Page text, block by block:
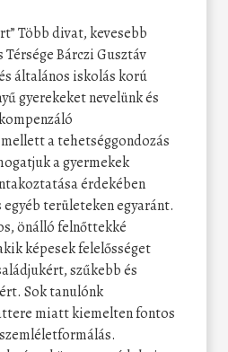
Több divat, kevesebb
Térsége Bárczi Gusztáv
általános iskolás korú
gyerekeket nevelünk és
a tehetséggondozás
a gyermekek
érdekében
területeken egyaránt.
önálló felnőttekké
képesek felelősséget
szűkebb és
Sok tanulónk
miatt kiemelten fontos